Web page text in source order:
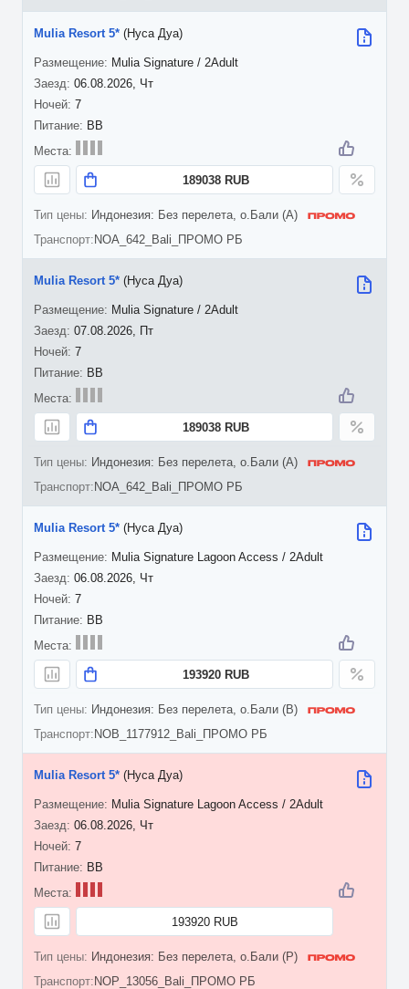
06.08.2026, Чт
7
Mulia Resort 5* (Нуса Дуа)
Mulia Signature / 2Adult
BB
189038 RUB
Индонезия: Без перелета, о.Бали (A)
NOA_642_Bali_ПРОМО РБ
07.08.2026, Пт
7
Mulia Resort 5* (Нуса Дуа)
Mulia Signature / 2Adult
BB
189038 RUB
Индонезия: Без перелета, о.Бали (A)
NOA_642_Bali_ПРОМО РБ
06.08.2026, Чт
7
Mulia Resort 5* (Нуса Дуа)
Mulia Signature Lagoon Access / 2Adult
BB
193920 RUB
Индонезия: Без перелета, о.Бали (B)
NOB_1177912_Bali_ПРОМО РБ
06.08.2026, Чт
7
Mulia Resort 5* (Нуса Дуа)
Mulia Signature Lagoon Access / 2Adult
BB
193920 RUB
Индонезия: Без перелета, о.Бали (P)
NOP_13056_Bali_ПРОМО РБ